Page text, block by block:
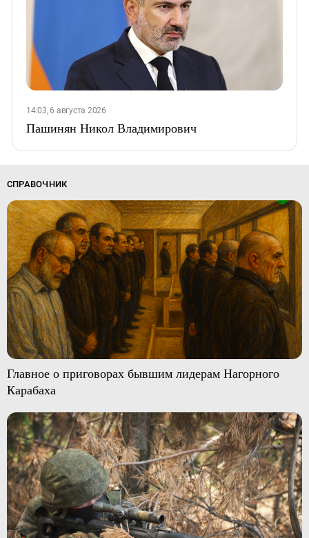
14:03, 6 августа 2026
Пашинян Никол Владимирович
СПРАВОЧНИК
Главное о приговорах бывшим лидерам Нагорного
Карабаха